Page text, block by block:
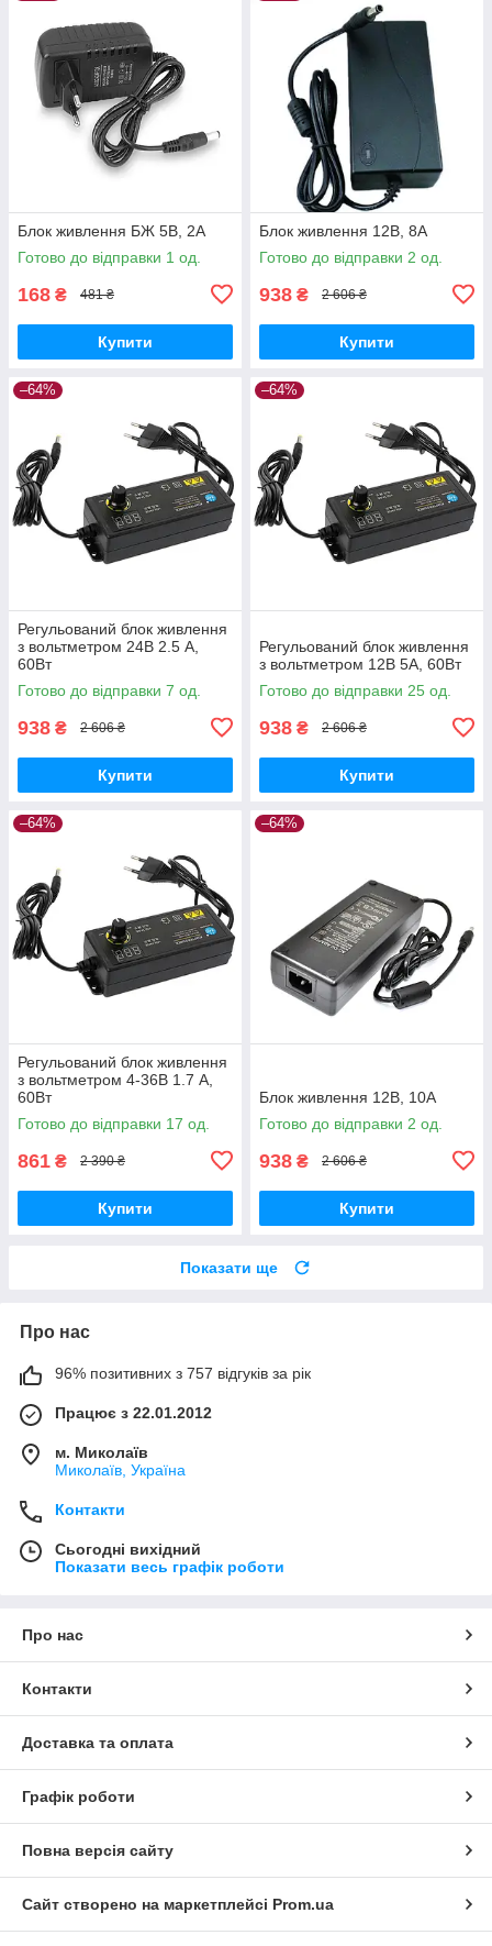
Блок живлення БЖ 5В, 2А
Готово до відправки 1 од.
168 ₴ 481 ₴
Купити
Блок живлення 12В, 8А
Готово до відправки 2 од.
938 ₴ 2 606 ₴
Купити
–64%
Регульований блок живлення
з вольтметром 24В 2.5 A,
60Вт
Готово до відправки 7 од.
938 ₴ 2 606 ₴
Купити
–64%
Регульований блок живлення
з вольтметром 12В 5A, 60Вт
Готово до відправки 25 од.
938 ₴ 2 606 ₴
Купити
–64%
Регульований блок живлення
з вольтметром 4-36В 1.7 A,
60Вт
Готово до відправки 17 од.
861 ₴ 2 390 ₴
Купити
–64%
Блок живлення 12В, 10А
Готово до відправки 2 од.
938 ₴ 2 606 ₴
Купити
Показати ще
Про нас
96% позитивних з 757 відгуків за рік
Працює з 22.01.2012
м. Миколаїв
Миколаїв, Україна
Контакти
Сьогодні вихідний
Показати весь графік роботи
Про нас
Контакти
Доставка та оплата
Графік роботи
Повна версія сайту
Сайт створено на маркетплейсі Prom.ua